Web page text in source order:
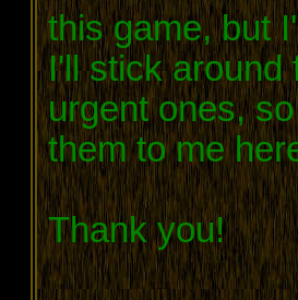
this game, but
I'll stick around
urgent ones,
them to me
Thank you!